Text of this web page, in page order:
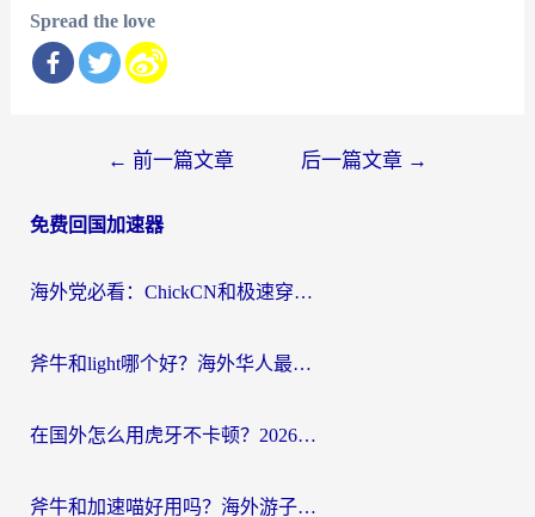
Spread the love
导
← 前一篇文章 后一篇文章 →
免费回国加速器
海外党必看：ChickCN和极速穿梭VPN好用吗？3招教你选对回国加速器无缝刷国内资源
斧牛和light哪个好？海外华人最关心的回国加速器选择难题，一篇讲透
在国外怎么用虎牙不卡顿？2026海外华人亲测有效的回国加速器选择指南
斧牛和加速喵好用吗？海外游子的真实选择困境